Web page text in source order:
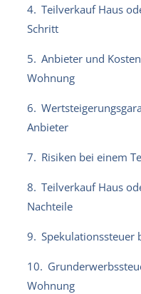
4. Teilverkauf Haus
Schritt
5. Anbieter und
Wohnung
6.
Anbieter
7. Risiken bei einem
8. Teilverkauf Haus
Nachteile
9. Spekulationssteuer
10.
Wohnung